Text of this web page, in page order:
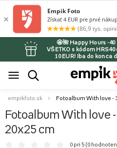
🤩🌺 Happy Hours -40
VŠETKO s kódom HRS40
10 EUR! Iba do konca
empikfoto.sk Fotoalbum With love -
Fotoalbum With love
20x25 cm
0 pri 5 (0